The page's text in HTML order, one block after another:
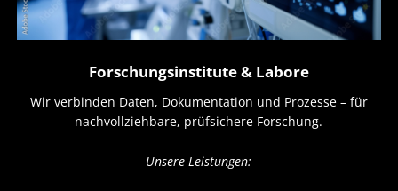
Forschungsinstitute & Labore
Wir verbinden Daten, Dokumentation und Prozesse – für
nachvollziehbare, prüfsichere Forschung.
Unsere Leistungen: